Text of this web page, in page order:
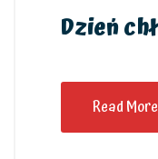
Dzień
Read More